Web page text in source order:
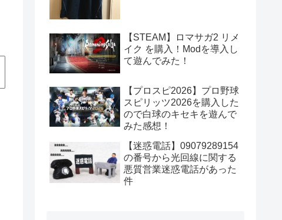
【STEAM】ロマサガ2 リメ
イク を購入！Modを導入し
て遊んでみた！
【プロスピ2026】プロ野球
スピリッツ2026を購入した
ので白球のキセキを遊んで
みた感想！
【迷惑電話】09079289154
の番号から光回線に関する
悪質営業迷惑電話があった
件